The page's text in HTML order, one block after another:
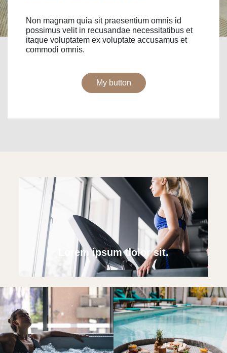
Non magnam quia sit praesentium omnis id
possimus velit in recusandae necessitatibus et
itaque voluptatem ex voluptate accusamus et
commodi omnis.
My button
Lorem ipsum dolor sit.